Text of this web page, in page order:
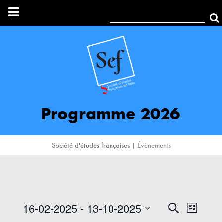
Programme 2026
Société d'études françaises| Évènements
Recherche
Liste
16-02-2025 - 13-10-2025